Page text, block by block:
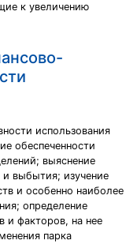
к увеличению
использования
обеспеченности
выяснение
и выбытия; изучение
и особенно наиболее
определение
и факторов, на нее
парка